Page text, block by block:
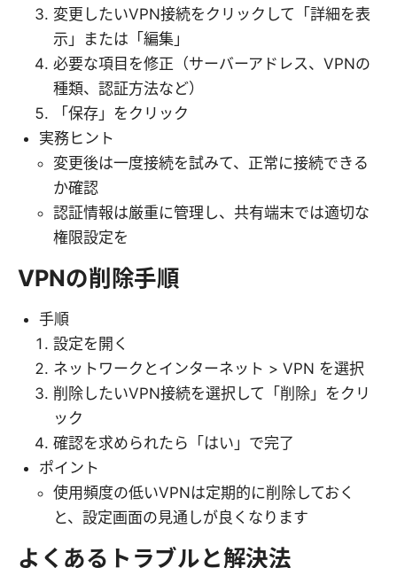
変更したいVPN接続をクリックして「詳細を表
示」または「編集」
必要な項目を修正（サーバーアドレス、VPNの
種類、認証方法など）
「保存」をクリック
実務ヒント
変更後は一度接続を試みて、正常に接続できる
か確認
認証情報は厳重に管理し、共有端末では適切な
権限設定を
VPNの削除手順
手順
設定を開く
ネットワークとインターネット > VPN を選択
削除したいVPN接続を選択して「削除」をクリ
ック
確認を求められたら「はい」で完了
ポイント
使用頻度の低いVPNは定期的に削除しておく
と、設定画面の見通しが良くなります
よくあるトラブルと解決法